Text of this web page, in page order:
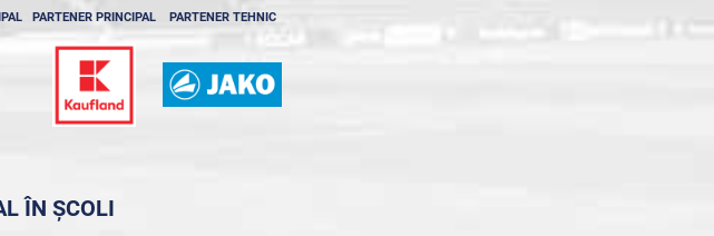
PARTENER PRINCIPAL PARTENER TEHNIC
ÎN ȘCOLI